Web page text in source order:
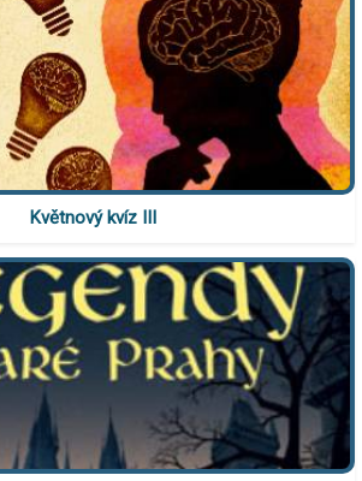
Květnový kvíz III